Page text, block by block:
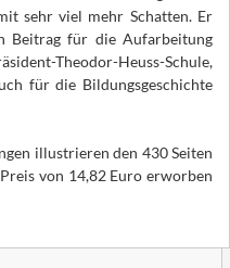
sehr viel mehr Schatten. Er
Beitrag für die Aufarbeitung
Theodor-Heuss-Schule,
für die Bildungsgeschichte
illustrieren den 430 Seiten
von 14,82 Euro erworben